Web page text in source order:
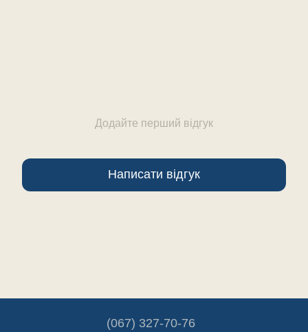
Додайте перший відгук
Написати відгук
(067) 327-70-76